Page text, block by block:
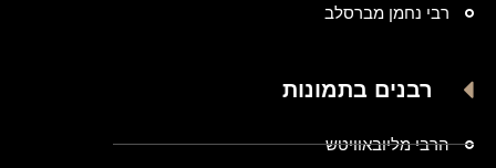
רבי נחמן מברסלב
רבנים בתמונות
הרבי מליובאוויטש